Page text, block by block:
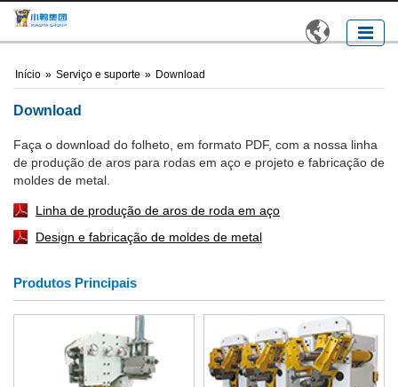

Início » Serviço e suporte » Download
Download
Faça o download do folheto, em formato PDF, com a nossa linha
de produção de aros para rodas em aço e projeto e fabricação de
moldes de metal.
Linha de produção de aros de roda em aço
Design e fabricação de moldes de metal
Produtos Principais